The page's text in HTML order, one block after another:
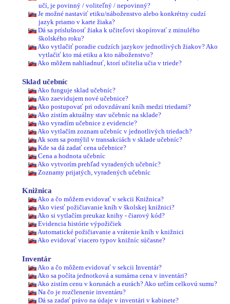
učí, je povinný / voliteľný / nepovinný?
Je možné nastaviť etiku/náboženstvo alebo konkrétny cudzí
jazyk priamo v karte žiaka?
Dá sa príslušnosť žiaka k učiteľovi skopírovať z minulého
školského roku?
Ako vytlačiť poradie cudzích jazykov jednotlivých žiakov? Ako
vytlačiť kto má etiku a kto náboženstvo?
Ako môžem nahliadnuť, ktorí učitelia učia v triede?
Sklad učebníc
Ako funguje sklad učebníc?
Ako zaevidujem nové učebnice?
Ako postupovať pri odovzdávaní kníh medzi triedami?
Ako zistím aktuálny stav učebníc na sklade?
Ako vyradím učebnice z evidencie?
Ako vytlačím zoznam učebníc v jednotlivých triedach?
Ak som sa pomýlil v transakciách v sklade učebníc?
Kde sa dá zadať cena učebnice?
Cena a hodnota učebníc
Ako vytvorím prehľad vyradených učebníc?
Zoznamy prijatých, vyradených učebníc
Knižnica
Ako a čo môžem evidovať v sekcii Knižnica?
Ako viesť požičiavanie kníh v školskej knižnici?
Ako si vytlačím preukaz knihy - čiarový kód?
Evidencia histórie výpožičiek
Automatické požičiavanie a vrátenie kníh v knižnici
Ako evidovať viacero typov knižníc súčasne?
Inventár
Ako a čo môžem evidovať v sekcii Inventár?
Ako sa počíta jednotková a sumárna cena v inventári?
Ako zistím cenu v korunách a eurách? Ako určím celkovú sumu?
Na čo je rozčlenenie inventáru?
Dá sa zadať právo na údaje v inventári v kabinete?